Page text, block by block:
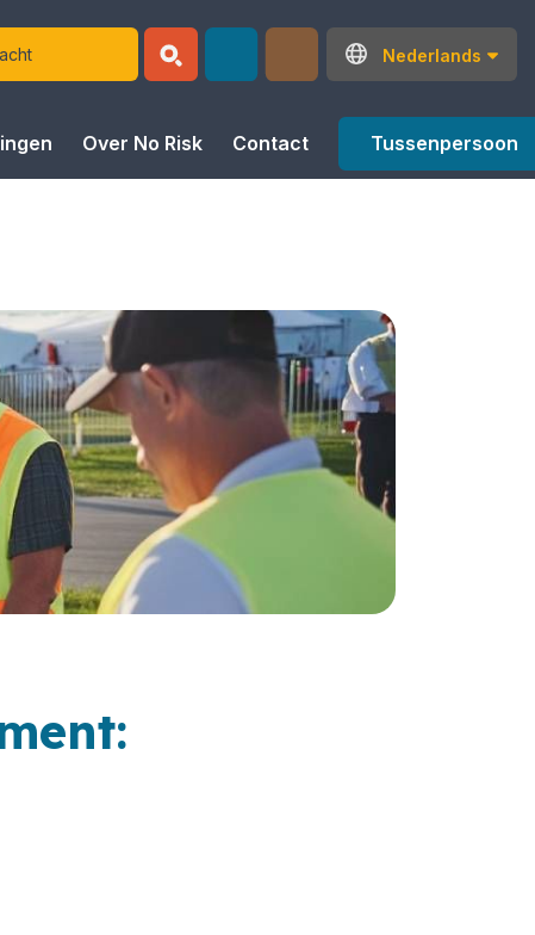
Nederlands
Over No Risk Contact Tussenpersoon